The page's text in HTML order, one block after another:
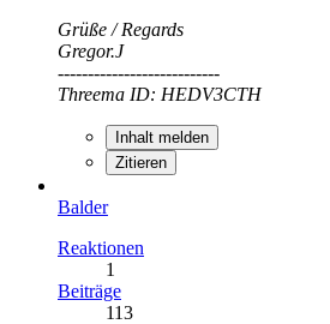
Grüße / Regards
Gregor.J
---------------------------
Threema ID: HEDV3CTH
Inhalt melden
Zitieren
Balder
Reaktionen
1
Beiträge
113